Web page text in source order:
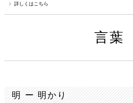
詳しくはこちら
言葉
明 ー 明かり